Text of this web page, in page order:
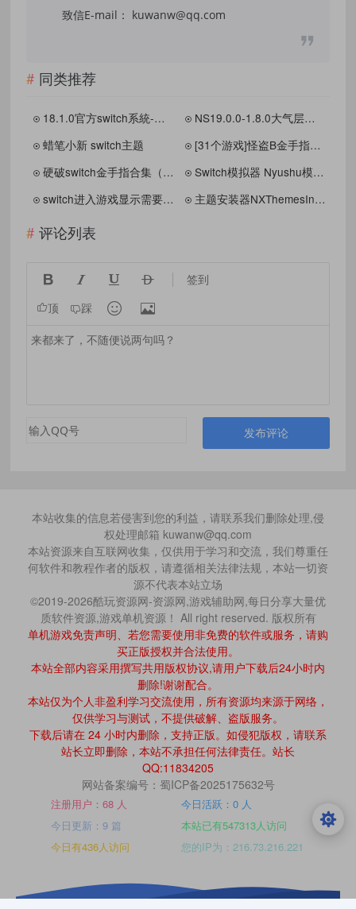
致信E-mail： kuwanw@qq.com
同类推荐
18.1.0官方switch系統-德勇数码v0726整合包[AMS-大氣層v1.7.1] [升级、重建]虚拟系统
NS19.0.0-1.8.0大气层带特斯拉
蜡笔小新 switch主题
[31个游戏]怪盗B金手指合集.v240731[怪盗助手.Kaitocheats]
硬破switch金手指合集（内含图文教程）
Switch模拟器 Nyushu模拟器最新版 附固件和prod.keys和NS游戏下载
switch进入游戏显示需要联网解决工具或腾讯视频需要关联账号问题
主题安装器NXThemesInstaller.系统适配补丁（支持v18.0.0)
评论列表
    签到
顶 踩  
发布评论
本站收集的信息若侵害到您的利益，请联系我们删除处理,侵
权处理邮箱 kuwanw@qq.com
本站资源来自互联网收集，仅供用于学习和交流，我们尊重任
何软件和教程作者的版权，请遵循相关法律法规，本站一切资
源不代表本站立场
©2019-2026酷玩资源网-资源网,游戏辅助网,每日分享大量优
质软件资源,游戏单机资源！ All right reserved. 版权所有
单机游戏免责声明、若您需要使用非免费的软件或服务，请购
买正版授权并合法使用。
本站全部内容采用撰写共用版权协议,请用户下载后24小时内
删除!谢谢配合。
本站仅为个人非盈利学习交流使用，所有资源均来源于网络，
仅供学习与测试，不提供破解、盗版服务。
下载后请在 24 小时内删除，支持正版。如侵犯版权，请联系
站长立即删除，本站不承担任何法律责任。站长
QQ:11834205
网站备案编号：蜀ICP备2025175632号
注册用户：68 人
今日活跃：0 人
今日更新：9 篇
本站已有547313人访问
今日有436人访问
您的IP为：216.73.216.221